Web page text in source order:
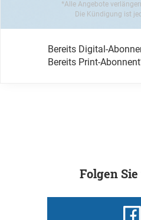
*Alle Angebote
Die Kündigung ist
Bereits Digital-
Bereits Print-
Folgen